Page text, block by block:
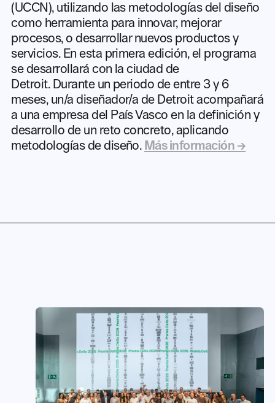
(UCCN), utilizando las metodologías del diseño
como herramienta para innovar, mejorar
procesos, o desarrollar nuevos productos y
servicios. En esta primera edición, el programa
se desarrollará con la ciudad de
Detroit. Durante un periodo de entre 3 y 6
meses, un/a diseñador/a de Detroit acompañará
a una empresa del País Vasco en la definición y
desarrollo de un reto concreto, aplicando
metodologías de diseño. Más información →